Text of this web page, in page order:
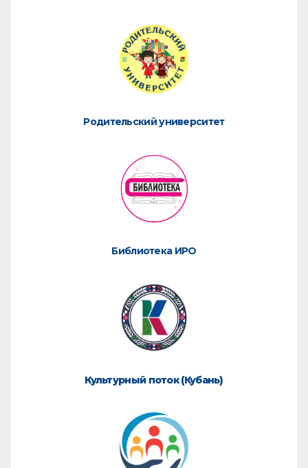
Родительский университет
Библиотека ИРО
Культурный поток (Кубань)